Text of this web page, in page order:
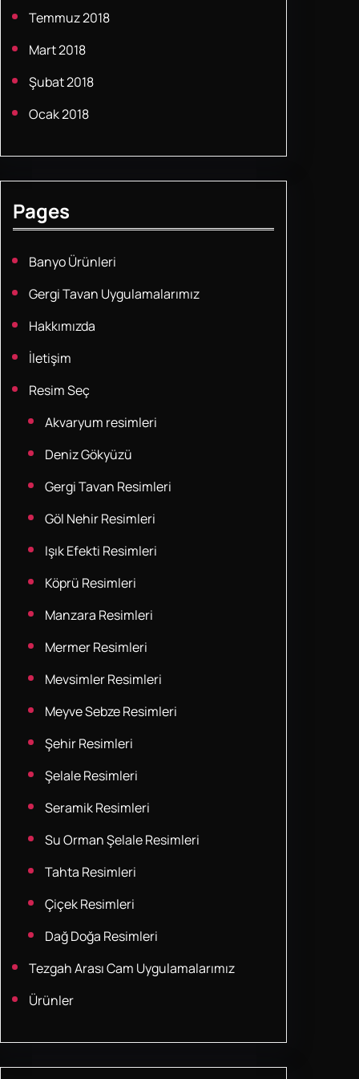
Temmuz 2018
Mart 2018
Şubat 2018
Ocak 2018
Pages
Banyo Ürünleri
Gergi Tavan Uygulamalarımız
Hakkımızda
İletişim
Resim Seç
Akvaryum resimleri
Deniz Gökyüzü
Gergi Tavan Resimleri
Göl Nehir Resimleri
Işık Efekti Resimleri
Köprü Resimleri
Manzara Resimleri
Mermer Resimleri
Mevsimler Resimleri
Meyve Sebze Resimleri
Şehir Resimleri
Şelale Resimleri
Seramik Resimleri
Su Orman Şelale Resimleri
Tahta Resimleri
Çiçek Resimleri
Dağ Doğa Resimleri
Tezgah Arası Cam Uygulamalarımız
Ürünler